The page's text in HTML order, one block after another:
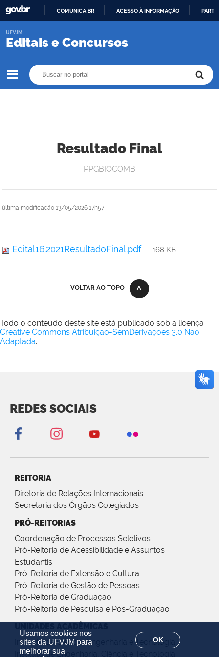
Usamos cookies nos
sites da UFVJM para
melhorar sua
OK
O
COMUNICA BR ACESSO À INFORMAÇÃO
Editais e Concursos
UFVJM
Resultado Final
última modificação 13/05/2026 17h57
PPGBIOCOMB
Edital16.2021ResultadoFinal.pdf — 168 KB
VOLTAR AO TOPO
Todo o conteúdo deste site está publicado sob a licença
Creative Commons Atribuição-SemDerivações 3.0 Não
Adaptada.
REDES SOCIAIS
REITORIA
Diretoria de Relações Internacionais
Secretaria dos Órgãos Colegiados
PRÓ-REITORIAS
Coordenação de Processos Seletivos
Pró-Reitoria de Acessibilidade e Assuntos
Estudantis
Pró-Reitoria de Extensão e Cultura
Pró-Reitoria de Gestão de Pessoas
Pró-Reitoria de Graduação
Pró-Reitoria de Pesquisa e Pós-Graduação
Instituto de Ciência, Engenharia e Tecnologia
Instituto de Engenharia, Ciência e Tecnologia